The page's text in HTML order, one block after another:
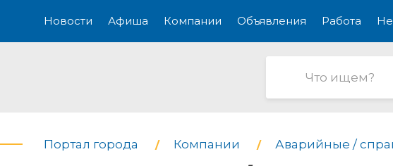
Новости Афиша Компании Объявления Работа
Портал города Компании Аварийные /